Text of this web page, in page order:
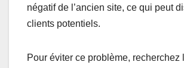
négatif de l’ancien site, ce qui peut
clients potentiels.
Pour éviter ce problème, recherchez